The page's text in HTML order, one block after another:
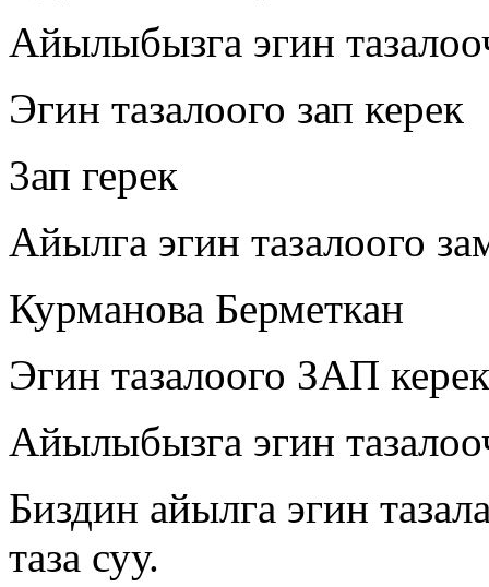
Айылыбызга эгин
Эгин тазалоого зап керек
3ап герек
Айылга эгин тазалоого
Курманова Берметкан
Эгин тазалоого ЗАП керек
Айылыбызга эгин
Биздин айылга эгин
таза суу.